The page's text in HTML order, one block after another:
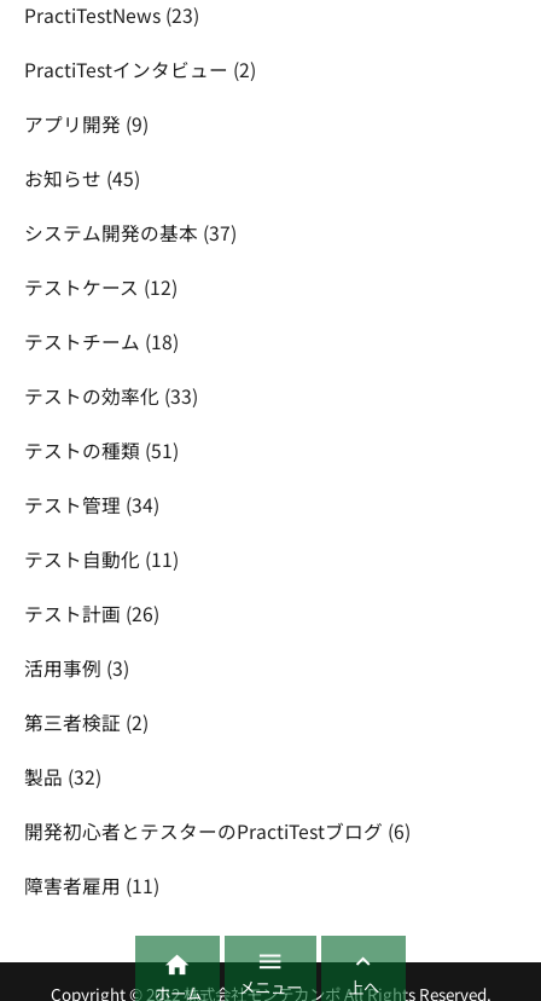
PractiTestNews (23)
PractiTestインタビュー (2)
アプリ開発 (9)
お知らせ (45)
システム開発の基本 (37)
テストケース (12)
テストチーム (18)
テストの効率化 (33)
テストの種類 (51)
テスト管理 (34)
テスト自動化 (11)
テスト計画 (26)
活用事例 (3)
第三者検証 (2)
製品 (32)
開発初心者とテスターのPractiTestブログ (6)
障害者雇用 (11)
Copyright ©2012株式会社モンテカンポAll Rights Reserved.

ホーム

メニュー

上へ